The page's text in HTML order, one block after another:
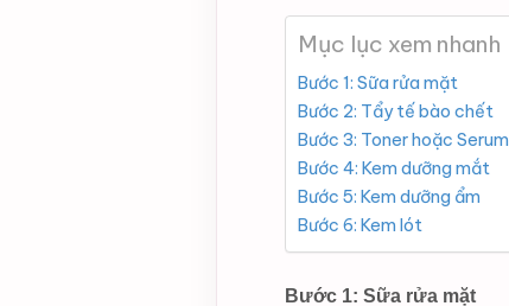
Mục lục xem nhanh
Bước 1: Sữa rửa mặt
Bước 2: Tẩy tế bào chết
Bước 3: Toner hoặc Serum
Bước 4: Kem dưỡng mắt
Bước 5: Kem dưỡng ẩm
Bước 6: Kem lót
Bước 1: Sữa rửa mặt